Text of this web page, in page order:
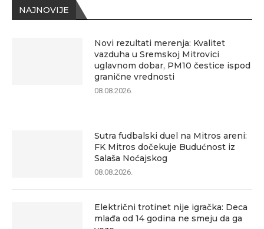
NAJNOVIJE
Novi rezultati merenja: Kvalitet
vazduha u Sremskoj Mitrovici
uglavnom dobar, PM10 čestice ispod
granične vrednosti
08.08.2026.
Sutra fudbalski duel na Mitros areni:
FK Mitros dočekuje Budućnost iz
Salaša Noćajskog
08.08.2026.
Električni trotinet nije igračka: Deca
mlađa od 14 godina ne smeju da ga